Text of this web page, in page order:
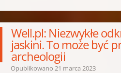
Well.pl: Niezwykłe
jaskini. To może być
archeologii
Opublikowano 21 marca 2023